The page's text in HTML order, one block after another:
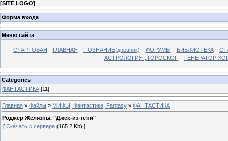
[SITE LOGO]
Форма входа
Меню сайта
СТАРТОВАЯ ГЛАВНАЯ ПОЗНАНИЕ(дневник) ФОРУМЫ БИБЛИОТЕКА
АСТРОЛОГИЯ , ГОРОСКОП
ГЕНЕРАТОР
Categories
ФАНТАСТИКА [11]
Главная » Файлы » МИФЫ, Фантастика, Fantasy » ФАНТАСТИКА
Роджер Желязны. "Джек-из-тени"
[ Скачать с сервера (165.2 Kb) ]